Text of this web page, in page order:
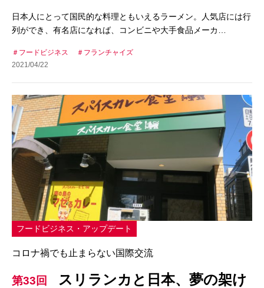
日本人にとって国民的な料理ともいえるラーメン。人気店には行
列ができ、有名店になれば、コンビニや大手食品メーカ…
フードビジネス
フランチャイズ
2021/04/22
フードビジネス・アップデート
コロナ禍でも止まらない国際交流
第33回
スリランカと日本、夢の架け